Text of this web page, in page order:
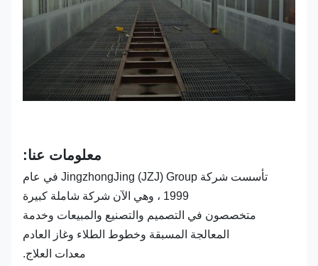
معلومات عنا:
تأسست شركة JingzhongJing (JZJ) Group في عام
1999 ، وهي الآن شركة شاملة كبيرة
متخصصون في التصميم والتصنيع والمبيعات وخدمة
المعالجة المسبقة وخطوط الطلاء وغاز العادم
معدات العلاج.